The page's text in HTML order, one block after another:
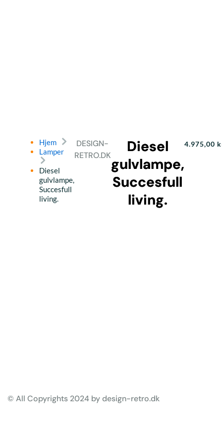
Hjem
Lamper
Diesel
gulvlampe,
Succesfull
living.
DESIGN-
RETRO.DK
Diesel
gulvlampe,
Succesfull
living.
4.975,00
© All Copyrights 2024 by design-retro.dk